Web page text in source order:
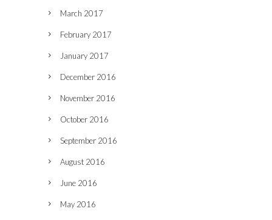
March 2017
February 2017
January 2017
December 2016
November 2016
October 2016
September 2016
August 2016
June 2016
May 2016